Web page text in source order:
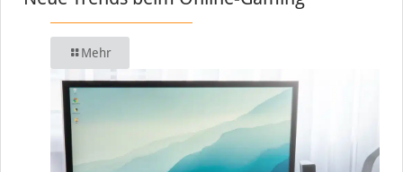
Mehr